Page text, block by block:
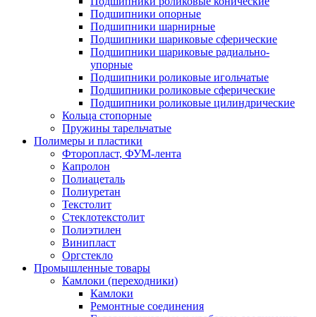
Подшипники опорные
Подшипники шарнирные
Подшипники шариковые сферические
Подшипники шариковые радиально-
упорные
Подшипники роликовые игольчатые
Подшипники роликовые сферические
Подшипники роликовые цилиндрические
Кольца стопорные
Пружины тарельчатые
Полимеры и пластики
Фторопласт, ФУМ-лента
Капролон
Полиацеталь
Полиуретан
Текстолит
Стеклотекстолит
Полиэтилен
Винипласт
Оргстекло
Промышленные товары
Камлоки (переходники)
Камлоки
Ремонтные соединения